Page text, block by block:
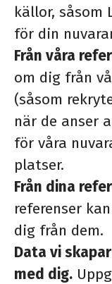
källor, såsom
för din
Från våra
om dig från
(såsom
när de anser
för våra
platser.
Från dina
referenser
dig från dem.
Data vi
med dig.